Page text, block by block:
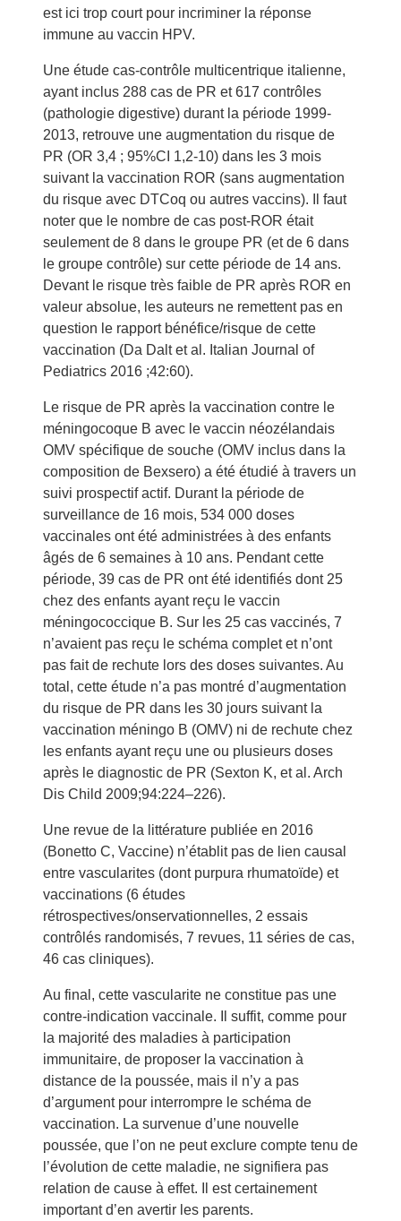
est ici trop court pour incriminer la réponse
immune au vaccin HPV.
Une étude cas-contrôle multicentrique italienne,
ayant inclus 288 cas de PR et 617 contrôles
(pathologie digestive) durant la période 1999-
2013, retrouve une augmentation du risque de
PR (OR 3,4 ; 95%CI 1,2-10) dans les 3 mois
suivant la vaccination ROR (sans augmentation
du risque avec DTCoq ou autres vaccins). Il faut
noter que le nombre de cas post-ROR était
seulement de 8 dans le groupe PR (et de 6 dans
le groupe contrôle) sur cette période de 14 ans.
Devant le risque très faible de PR après ROR en
valeur absolue, les auteurs ne remettent pas en
question le rapport bénéfice/risque de cette
vaccination (Da Dalt et al. Italian Journal of
Pediatrics 2016 ;42:60).
Le risque de PR après la vaccination contre le
méningocoque B avec le vaccin néozélandais
OMV spécifique de souche (OMV inclus dans la
composition de Bexsero) a été étudié à travers un
suivi prospectif actif. Durant la période de
surveillance de 16 mois, 534 000 doses
vaccinales ont été administrées à des enfants
âgés de 6 semaines à 10 ans. Pendant cette
période, 39 cas de PR ont été identifiés dont 25
chez des enfants ayant reçu le vaccin
méningococcique B. Sur les 25 cas vaccinés, 7
n’avaient pas reçu le schéma complet et n’ont
pas fait de rechute lors des doses suivantes. Au
total, cette étude n’a pas montré d’augmentation
du risque de PR dans les 30 jours suivant la
vaccination méningo B (OMV) ni de rechute chez
les enfants ayant reçu une ou plusieurs doses
après le diagnostic de PR (Sexton K, et al. Arch
Dis Child 2009;94:224–226).
Une revue de la littérature publiée en 2016
(Bonetto C, Vaccine) n’établit pas de lien causal
entre vascularites (dont purpura rhumatoïde) et
vaccinations (6 études
rétrospectives/onservationnelles, 2 essais
contrôlés randomisés, 7 revues, 11 séries de cas,
46 cas cliniques).
Au final, cette vascularite ne constitue pas une
contre-indication vaccinale. Il suffit, comme pour
la majorité des maladies à participation
immunitaire, de proposer la vaccination à
distance de la poussée, mais il n’y a pas
d’argument pour interrompre le schéma de
vaccination. La survenue d’une nouvelle
poussée, que l’on ne peut exclure compte tenu de
l’évolution de cette maladie, ne signifiera pas
relation de cause à effet. Il est certainement
important d’en avertir les parents.